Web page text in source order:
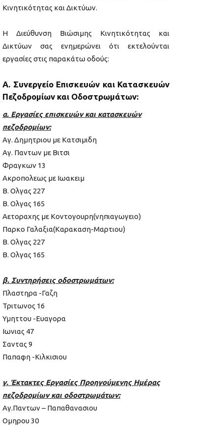
Κινητικότητας και Δικτύων.
Η Διεύθυνση Βιώσιμης Κινητικότητας και
Δικτύων σας ενημερώνει ότι εκτελούνται
εργασίες στις παρακάτω οδούς:
Α. Συνεργείο Επισκευών και Κατασκευών
Πεζοδρομίων και Οδοστρωμάτων:
α. Εργασίες επισκευών και κατασκευών
πεζοδρομίων:
Αγ. Δημητριου με Κατσιμιδη
Αγ. Παντων με Βιτσι
Φραγκων 13
Ακροπολεως με Ιωακειμ
Β. Ολγας 227
Β. Ολγας 165
Αετοραχης με Κοντογουρη(νηπιαγωγειο)
Παρκο Γαλαξια(Καρακαση-Μαρτιου)
Β. Ολγας 227
Β. Ολγας 165
β. Συντηρήσεις οδοστρωμάτων:
Πλαστηρα -Γαζη
Τριτωνος 16
Υμηττου -Ευαγορα
Ιωνιας 47
Σαντας 9
Παπαφη -Κιλκισιου
γ. Έκτακτες Εργασίες Προηγούμενης Ημέρας
πεζοδρομίων και οδοστρωμάτων:
Αγ.Παντων – Παπαθανασιου
Ομηρου 30